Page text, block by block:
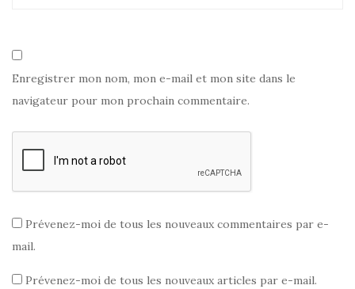
Enregistrer mon nom, mon e-mail et mon site dans le
navigateur pour mon prochain commentaire.
Prévenez-moi de tous les nouveaux commentaires par e-
mail.
Prévenez-moi de tous les nouveaux articles par e-mail.